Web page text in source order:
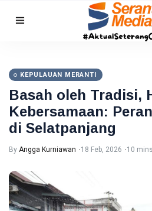
Kepri
Nyanyang
Haris
Pratamura
Terima
Bintang
LVRI
10
Aug,
2026
17
views
BATAM
Perusahaan
Pekerjakan
391
Penyandang
Disabilitas
2026
RIAU
KEPULAUAN MERANTI
Basah oleh Tradisi,
Kebersamaan:
di Selatpanjang
By Angga Kurniawan 18 Feb, 2026 10